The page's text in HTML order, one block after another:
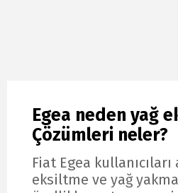
Egea neden yağ
Çözümleri neler?
Fiat Egea kullanıcıları
eksiltme ve yağ